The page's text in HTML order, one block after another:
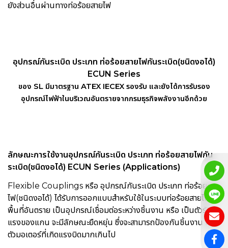
ยังส่วนอื่นผ่านทางท่อร้อยสายไฟ
อุปกรณ์กันระเบิด ประเภท ท่อร้อยสายไฟกันระเบิด(ชนิดงอได้)
ECUN Series
ของ SL มีมาตรฐาน ATEX IECEX รองรับ และยังได้การรับรอง
อุปกรณ์ไฟฟ้าในบริเวณอันตรายจากกรมธุรกิจพลังงานอีกด้วย
ลักษณะการใช้งานอุปกรณ์กันระเบิด ประเภท ท่อร้อยสายไฟกัน
ระเบิด(ชนิดงอได้) ECUN Series (Applications)
Flexible Couplings หรือ อุปกรณ์กันระเบิด ประเภท ท่อร้อยสาย
ไฟ(ชนิดงอได้) ได้รับการออกแบบสำหรับใช้ในระบบท่อร้อยสายไฟใน
พื้นที่อันตราย เป็นอุปกรณ์เชื่อมต่อระหว่างชิ้นงาน หรือ เป็นตัวรับ
แรงของแกน จะมีลักษณะยืดหยุ่น ซึ่งจะสามารถป้องกันชิ้นงาน หรือ
ตัวมอเตอร์ที่เกิดแรงบิดมากเกินไป